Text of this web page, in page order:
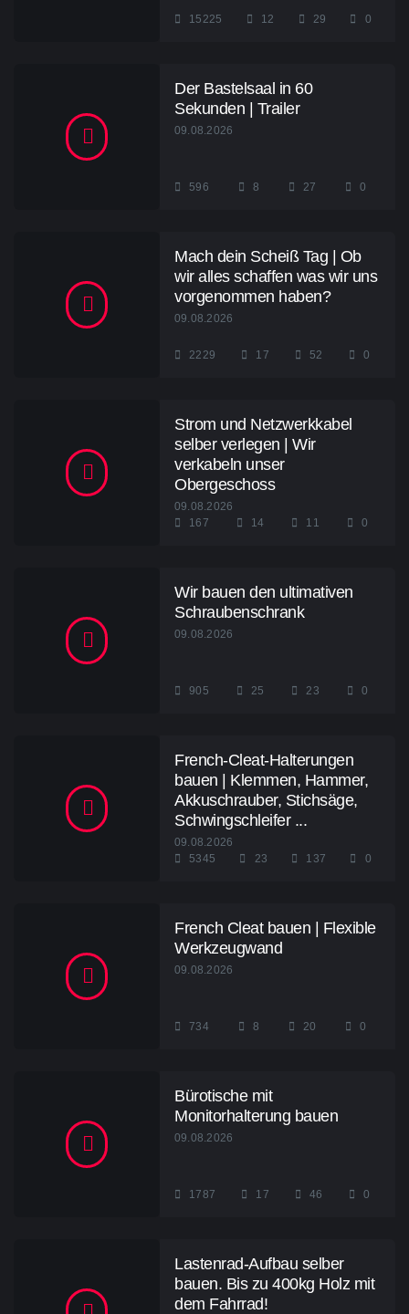
15225 12 29 0
Der Bastelsaal in 60
Sekunden | Trailer
09.08.2026
596 8 27 0
Mach dein Scheiß Tag | Ob
wir alles schaffen was wir uns
vorgenommen haben?
09.08.2026
2229 17 52 0
Strom und Netzwerkkabel
selber verlegen | Wir
verkabeln unser
Obergeschoss
09.08.2026
167
14 11 0
Wir bauen den ultimativen
Schraubenschrank
09.08.2026
905 25 23 0
French-Cleat-Halterungen
bauen | Klemmen, Hammer,
Akkuschrauber, Stichsäge,
Schwingschleifer ...
09.08.2026
5345
23 137 0
French Cleat bauen | Flexible
Werkzeugwand
09.08.2026
734 8 20 0
Bürotische mit
Monitorhalterung bauen
09.08.2026
1787 17 46 0
Lastenrad-Aufbau selber
bauen. Bis zu 400kg Holz mit
dem Fahrrad!